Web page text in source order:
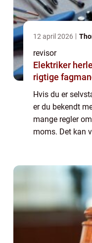
12 april 2026
revisor
Elektriker herlev sådan vælger du
rigtige
Hvis du er
er du bekendt
mange regler
moms. Det kan